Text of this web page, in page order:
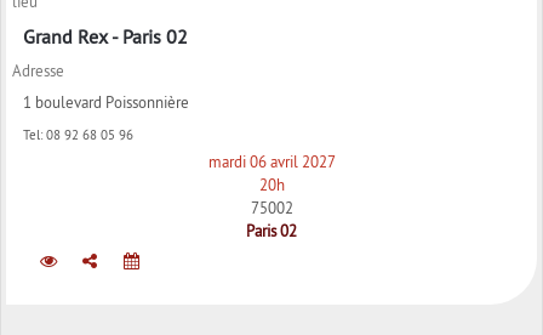
Grand Rex - Paris 02
Adresse
1 boulevard Poissonnière
Tel: 08 92 68 05 96
mardi 06 avril 2027
20h
75002
Paris 02